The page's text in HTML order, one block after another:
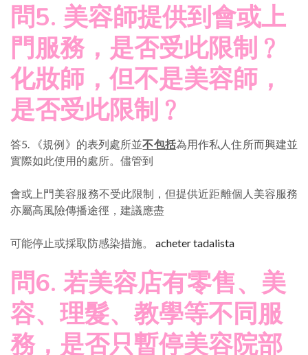
問5. 美容師提供到會或上
門服務，是否受此限制﹖
化妝師，但不是美容師，
是否受此限制﹖
答5. 《規例》的表列處所並不包括為用作私人住所而興建並
實際如此使用的處所。儘管到
會或上門美容服務不受此限制，但提供近距離個人美容服務
亦屬高風險傳播途徑，建議應盡
可能停止或採取防感染措施。 acheter tadalista
問6. 若美容店有零售、美
容、理髮、教學等不同服
務，是否只暫停美容院部